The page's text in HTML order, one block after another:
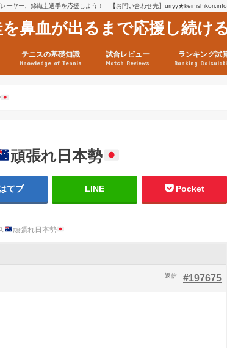
ーヤー、錦織圭選手を応援しよう！ 【お問い合わせ先】
鼻血が出るまで応援し続け
テニスの基礎知識
Knowledge of Tennis
試合レビュー
Match Reviews
ランキング試
Ranking
頑張れ日本勢
てブ LINE Pocket
頑張れ日本勢
#197675
返信